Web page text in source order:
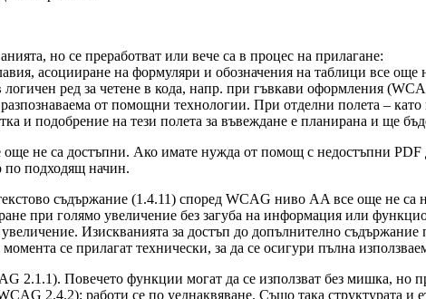
но се преработват или вече са в процес на прилагане:
асоцииране на формуляри и обозначения на таблици все още
ред за четене в кода, напр. при гъвкави оформления
от помощни технологии. При отделни полета –
и подобрение на тези полета за въвеждане е планирана и ще
още не са достъпни. Ако имате нужда от помощ с недостъпни
по подходящ начин.
съдържание (1.4.11) според WCAG ниво AA все още не са
при голямо увеличение без загуба на информация или
Изискванията за достъп до допълнително
се прилагат технически, за да се осигури пълна
2.1.1). Повечето функции могат да се използват без мишка, но
2.4.2); работи се по уеднаквяване. Също така структурата и